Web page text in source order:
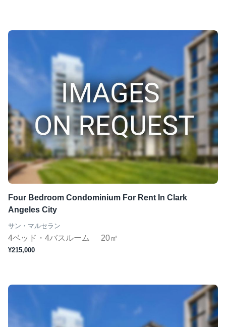
Four Bedroom Condominium For Rent In Clark
Angeles City
サン・マルセラン
4ベッド・4バスルーム 20㎡
¥215,000